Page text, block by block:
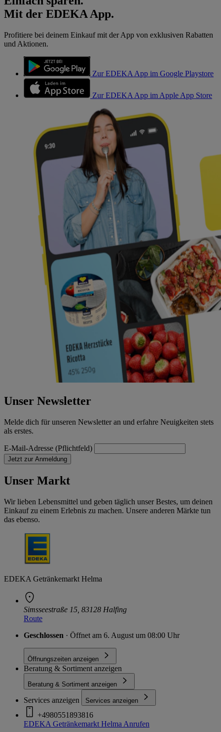
Mit der EDEKA App.
Profitiere bei deinem Einkauf mit der App von exklusiven Rabatten
und Aktionen.
Zur EDEKA App im Google Playstore
Zur EDEKA App im Apple App Store
Unser Newsletter
Melde dich für unseren Newsletter an und erfahre Neuigkeiten stets
als erstes.
E-Mail-Adresse (Pflichtfeld)
Jetzt zur Anmeldung
Unser Markt
Wir lieben Lebensmittel und geben täglich unser Bestes, um deinen
Einkauf zu einem Erlebnis zu machen. Unsere anderen Märkte tun
das ebenso.
EDEKA Getränkemarkt Helma
Simsseestraße 15, 83128 Halfing
Route
Geschlossen · Öffnet am 6. August um 08:00 Uhr
Öffnungszeiten anzeigen
Beratung & Sortiment anzeigen
Beratung & Sortiment anzeigen
Services anzeigen Services anzeigen
+4980551893816
EDEKA Getränkemarkt Helma Anrufen